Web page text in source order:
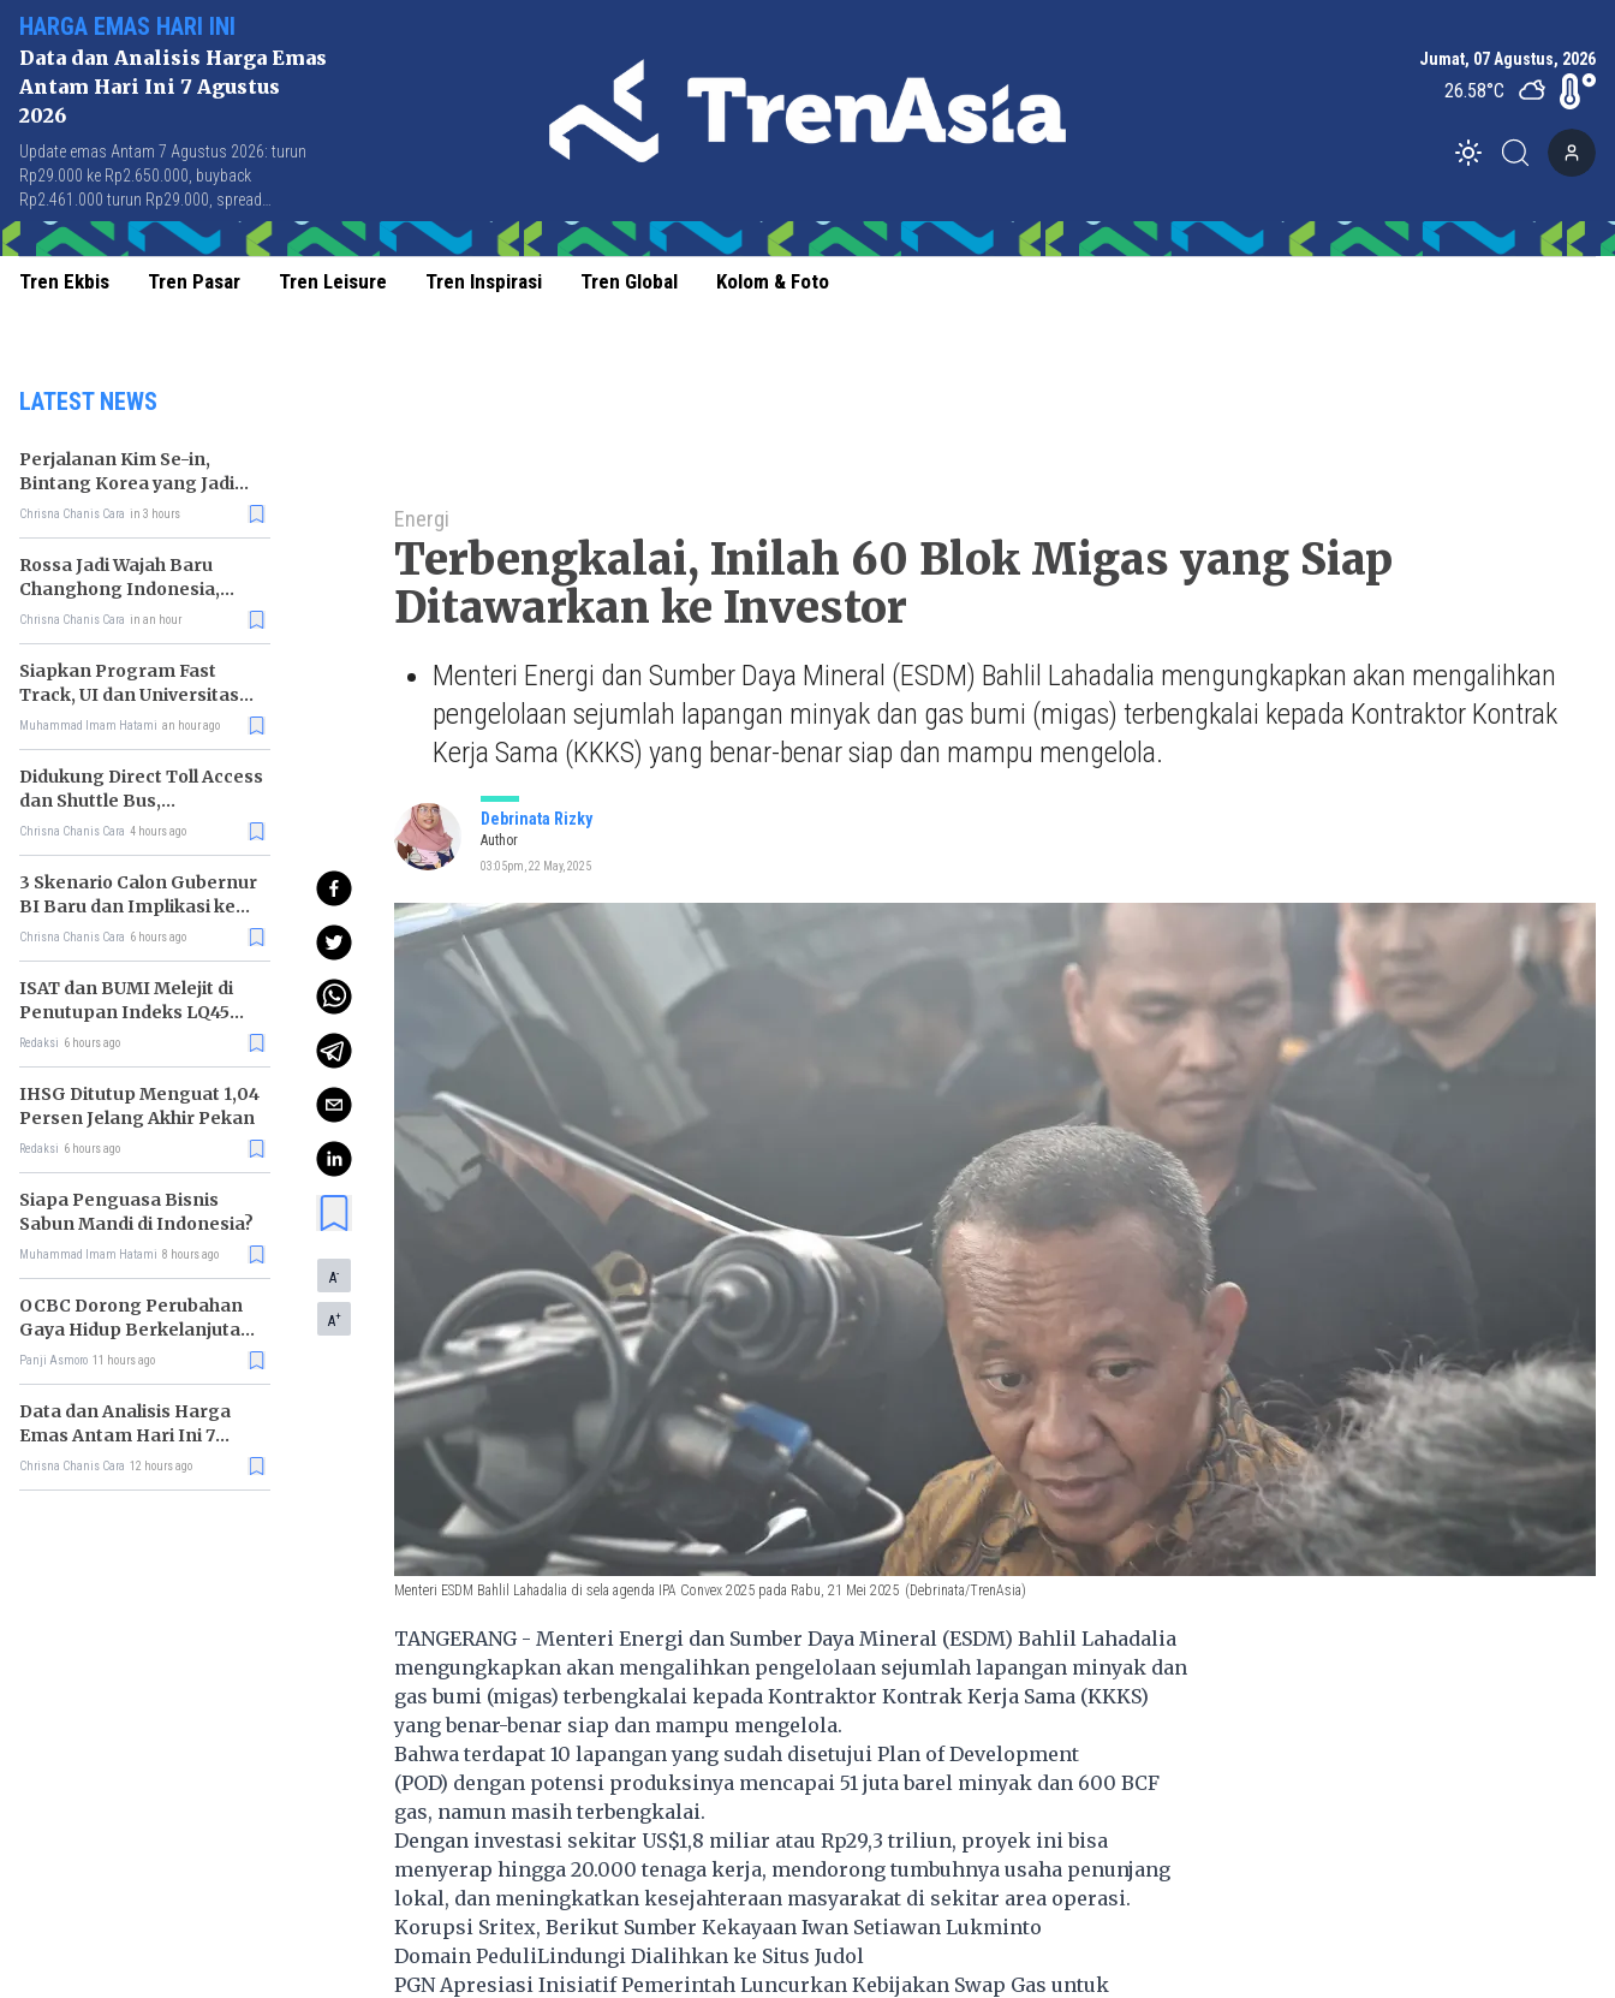
HARGA EMAS HARI INI
Data dan Analisis Harga Emas
Antam Hari Ini 7 Agustus
2026
Update emas Antam 7 Agustus 2026: turun
Rp29.000 ke Rp2.650.000, buyback
Rp2.461.000 turun Rp29.000, spread
Rp189.000 stabil di level terbaik sejak April
2026.
Jumat, 07 Agustus, 2026
26.58°C
Toggle theme
Tren Ekbis Tren Pasar Tren Leisure Tren Inspirasi Tren Global Kolom & Foto
LATEST NEWS
Perjalanan Kim Se-in,
Bintang Korea yang Jadi
Kurir Makanan
Chrisna Chanis Cara in 3 hours
Rossa Jadi Wajah Baru
Changhong Indonesia,
Garansi Produk Kini
Chrisna Chanis Cara in an hour
Siapkan Program Fast
Track, UI dan Universitas
Agung Podomoro Jalin
Muhammad Imam Hatami an hour ago
Didukung Direct Toll Access
dan Shuttle Bus,
Paramount Petals Kian
Chrisna Chanis Cara 4 hours ago
3 Skenario Calon Gubernur
BI Baru dan Implikasi ke
Pasar
Chrisna Chanis Cara 6 hours ago
ISAT dan BUMI Melejit di
Penutupan Indeks LQ45
Hari Ini
Redaksi 6 hours ago
IHSG Ditutup Menguat 1,04
Persen Jelang Akhir Pekan
Redaksi 6 hours ago
Siapa Penguasa Bisnis
Sabun Mandi di Indonesia?
Muhammad Imam Hatami 8 hours ago
OCBC Dorong Perubahan
Gaya Hidup Berkelanjutan
melalui Program RISE
Panji Asmoro 11 hours ago
Data dan Analisis Harga
Emas Antam Hari Ini 7
Agustus 2026
Chrisna Chanis Cara 12 hours ago
A-
A+
Energi
Terbengkalai, Inilah 60 Blok Migas yang Siap
Ditawarkan ke Investor
Menteri Energi dan Sumber Daya Mineral (ESDM) Bahlil Lahadalia mengungkapkan akan mengalihkan
pengelolaan sejumlah lapangan minyak dan gas bumi (migas) terbengkalai kepada Kontraktor Kontrak
Kerja Sama (KKKS) yang benar-benar siap dan mampu mengelola.
Debrinata Rizky
Author
03:05pm, 22 May, 2025
Menteri ESDM Bahlil Lahadalia di sela agenda IPA Convex 2025 pada Rabu, 21 Mei 2025 (Debrinata/TrenAsia)
TANGERANG - Menteri Energi dan Sumber Daya Mineral (ESDM) Bahlil Lahadalia
mengungkapkan akan mengalihkan pengelolaan sejumlah lapangan minyak dan
gas bumi (migas) terbengkalai kepada Kontraktor Kontrak Kerja Sama (KKKS)
yang benar-benar siap dan mampu mengelola.
Bahwa terdapat 10 lapangan yang sudah disetujui Plan of Development
(POD) dengan potensi produksinya mencapai 51 juta barel minyak dan 600 BCF
gas, namun masih terbengkalai.
Dengan investasi sekitar US$1,8 miliar atau Rp29,3 triliun, proyek ini bisa
menyerap hingga 20.000 tenaga kerja, mendorong tumbuhnya usaha penunjang
lokal, dan meningkatkan kesejahteraan masyarakat di sekitar area operasi.
Korupsi Sritex, Berikut Sumber Kekayaan Iwan Setiawan Lukminto
Domain PeduliLindungi Dialihkan ke Situs Judol
PGN Apresiasi Inisiatif Pemerintah Luncurkan Kebijakan Swap Gas untuk